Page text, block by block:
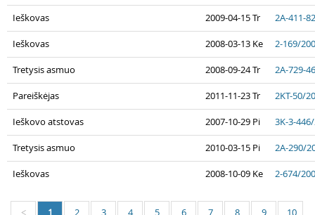
Ieškovas 2009-04-15 Tr 2A-411-
Ieškovas 2008-03-13 Ke 2-169/
Tretysis asmuo 2008-09-24 Tr 2A-729-
Pareiškėjas 2011-11-23 Tr 2KT-50/
Ieškovo atstovas 2007-10-29 Pi 3K-3-
Tretysis asmuo 2010-03-15 Pi 2A-290/
Ieškovas 2008-10-09 Ke 2-674/
< 1 2 3 4 5 6 7 8 9 10